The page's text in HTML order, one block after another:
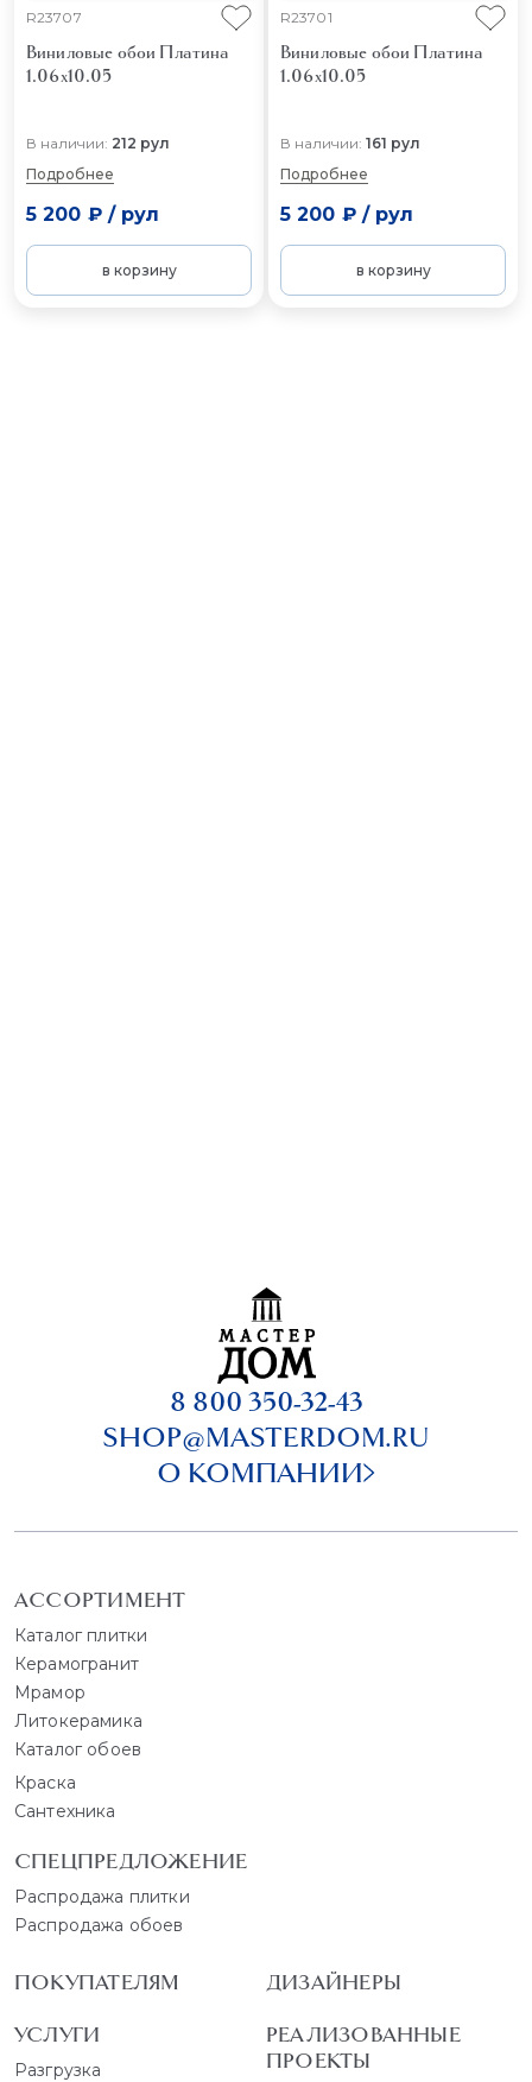
R23707
Виниловые обои Платина
1.06x10.05
В наличии: 212 рул
Подробнее
5 200 ₽/ рул
в корзину
R23701
Виниловые обои Платина
1.06x10.05
В наличии: 161 рул
Подробнее
5 200 ₽/ рул
в корзину
8 800 350-32-43
SHOP@MASTERDOM.RU
О КОМПАНИИ
АССОРТИМЕНТ
Каталог плитки
Керамогранит
Мрамор
Литокерамика
Каталог обоев
Краска
Сантехника
СПЕЦПРЕДЛОЖЕНИЕ
Распродажа плитки
Распродажа обоев
ПОКУПАТЕЛЯМ
УСЛУГИ
Разгрузка
ДИЗАЙНЕРЫ
РЕАЛИЗОВАННЫЕ
ПРОЕКТЫ